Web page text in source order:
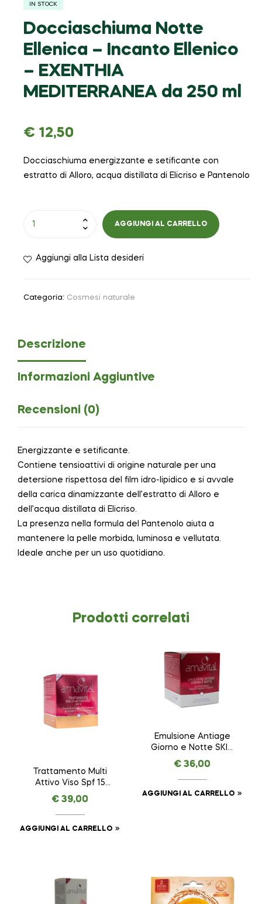
IN STOCK
Docciaschiuma Notte
Ellenica – Incanto Ellenico
– EXENTHIA
MEDITERRANEA da 250 ml
€ 12,50
Docciaschiuma energizzante e setificante con
estratto di Alloro, acqua distillata di Elicriso e Pantenolo
AGGIUNGI AL CARRELLO
Aggiungi alla Lista desideri
Categoria: Cosmesi naturale
Descrizione
Informazioni Aggiuntive
Recensioni (0)
Energizzante e setificante.
Contiene tensioattivi di origine naturale per una
detersione rispettosa del film idro-lipidico e si avvale
della carica dinamizzante dell’estratto di Alloro e
dell’acqua distillata di Elicriso.
La presenza nella formula del Pantenolo aiuta a
mantenere la pelle morbida, luminosa e vellutata.
Ideale anche per un uso quotidiano.
Prodotti correlati
Trattamento Multi
Attivo Viso Spf 15
AMAVITAL da 50 ml
€ 39,00
AGGIUNGI AL CARRELLO
Emulsione Antiage
Giorno e Notte SKIN
REMINDER ANTI AGE
PREMIUM – AMAVITAL
da 50 ml
€ 36,00
AGGIUNGI AL CARRELLO